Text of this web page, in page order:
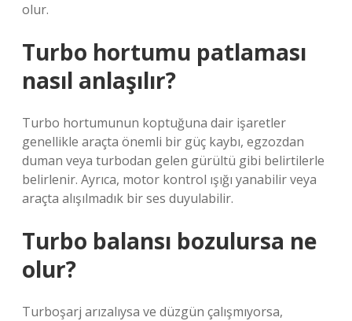
olur.
Turbo hortumu patlaması
nasıl anlaşılır?
Turbo hortumunun koptuğuna dair işaretler
genellikle araçta önemli bir güç kaybı, egzozdan
duman veya turbodan gelen gürültü gibi belirtilerle
belirlenir. Ayrıca, motor kontrol ışığı yanabilir veya
araçta alışılmadık bir ses duyulabilir.
Turbo balansı bozulursa ne
olur?
Turboşarj arızalıysa ve düzgün çalışmıyorsa,